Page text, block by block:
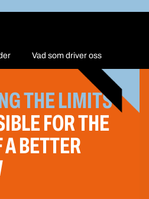
Vad som driver oss
THE LIMITS
FOR THE
A BETTER